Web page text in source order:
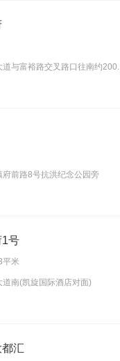
道与富裕路交叉路口往南约
府前路8号抗洪纪念公园旁
1号
米
道南(凯旋国际酒店对面)
汇